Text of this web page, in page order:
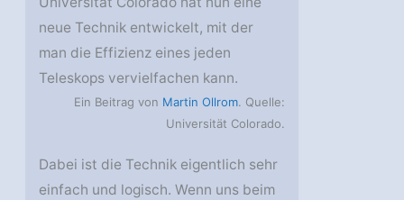
neue Technik entwickelt, mit der
man die Effizienz eines jeden
Teleskops vervielfachen kann.
Ein Beitrag von Martin Ollrom. Quelle:
Universität Colorado.
Dabei ist die Technik eigentlich sehr
einfach und logisch. Wenn uns beim